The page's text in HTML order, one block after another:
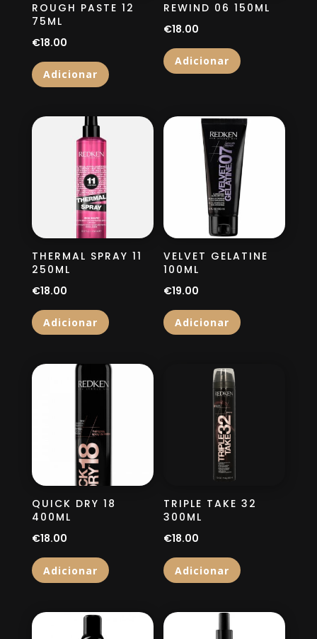
ROUGH PASTE 12
75ML
€18.00
Adicionar
REWIND 06 150ML
€18.00
Adicionar
THERMAL SPRAY 11
250ML
€18.00
Adicionar
VELVET GELATINE
100ML
€19.00
Adicionar
QUICK DRY 18
400ML
€18.00
Adicionar
TRIPLE TAKE 32
300ML
€18.00
Adicionar